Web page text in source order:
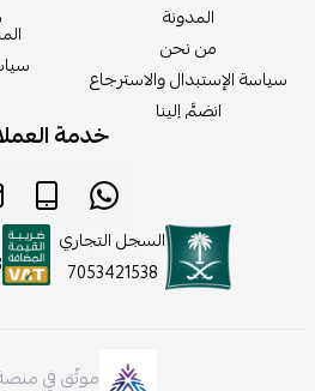
المدونة
من نحن
سياسة الإستبدال والاسترجاع
انضمَّ إلينا
خدمة
السجل التجاري
7053421538
موثّق في